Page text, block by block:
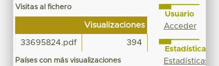
Visitas al fichero
Visualizaciones
33695824.pdf 394
Países con más visualizaciones
Usuario
Acceder
Estadísticas
Estadísticas